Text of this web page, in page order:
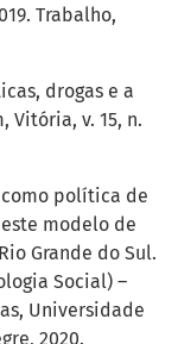
Trabalho,
drogas e a
Vitória, v. 15, n.
como política de
modelo de
Grande do Sul.
Social) –
Universidade
2020.